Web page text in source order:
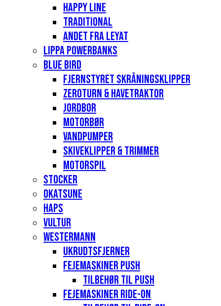
Happy Line
Traditional
Andet fra Leyat
Lippa Powerbanks
Blue Bird
Fjernstyret skråningsklipper
Zeroturn & havetraktor
Jordbor
Motorbør
Vandpumper
Skiveklipper & Trimmer
Motorspil
Stocker
Okatsune
Haps
Vultur
Westermann
Ukrudtsfjerner
Fejemaskiner Push
Tilbehør til push
Fejemaskiner Ride-on